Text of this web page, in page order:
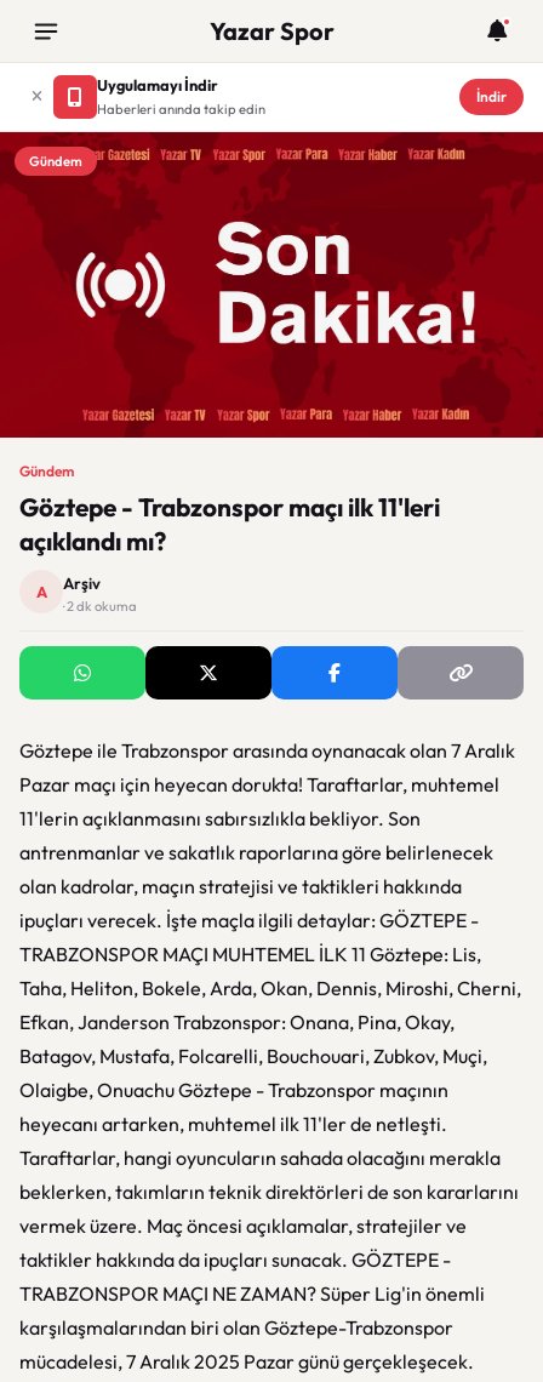
Yazar Spor
Uygulamayı İndir
Haberleri anında takip edin
İndir
Gündem
Gündem
Göztepe - Trabzonspor maçı ilk 11'leri
açıklandı mı?
A Arşiv
· 2 dk okuma
Göztepe ile Trabzonspor arasında oynanacak olan 7 Aralık
Pazar maçı için heyecan dorukta! Taraftarlar, muhtemel
11'lerin açıklanmasını sabırsızlıkla bekliyor. Son
antrenmanlar ve sakatlık raporlarına göre belirlenecek
olan kadrolar, maçın stratejisi ve taktikleri hakkında
ipuçları verecek. İşte maçla ilgili detaylar: GÖZTEPE -
TRABZONSPOR MAÇI MUHTEMEL İLK 11 Göztepe: Lis,
Taha, Heliton, Bokele, Arda, Okan, Dennis, Miroshi, Cherni,
Efkan, Janderson Trabzonspor: Onana, Pina, Okay,
Batagov, Mustafa, Folcarelli, Bouchouari, Zubkov, Muçi,
Olaigbe, Onuachu Göztepe - Trabzonspor maçının
heyecanı artarken, muhtemel ilk 11'ler de netleşti.
Taraftarlar, hangi oyuncuların sahada olacağını merakla
beklerken, takımların teknik direktörleri de son kararlarını
vermek üzere. Maç öncesi açıklamalar, stratejiler ve
taktikler hakkında da ipuçları sunacak. GÖZTEPE -
TRABZONSPOR MAÇI NE ZAMAN? Süper Lig'in önemli
karşılaşmalarından biri olan Göztepe-Trabzonspor
mücadelesi, 7 Aralık 2025 Pazar günü gerçekleşecek.